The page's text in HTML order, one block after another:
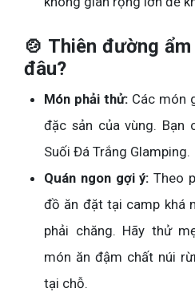
🍲 Thiên đường
đâu?
Món phải thử:Các món
đặc sản của vùng.
Suối Đá Trắng Glamping.
Quán ngon gợi ý: Theo
đồ ăn đặt tại camp khá
phải chăng. Hãy thử
món ăn đậm chất núi
tại chỗ.